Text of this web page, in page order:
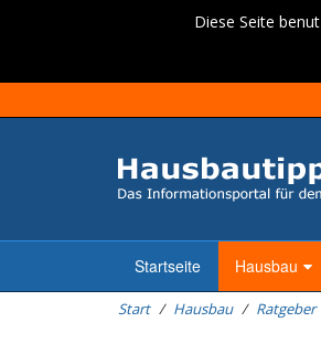
Diese Seite
Startseite Hausbau
Start Hausbau Ratgeber